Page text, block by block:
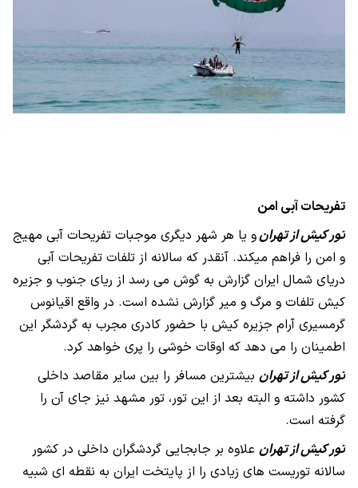
تفریحات آبی امن
تور کیش از تهرانو یا هر شهر دیگری موجبات تفریحات آبی مهیج
و امن را فراهم میکند. آنقدر که سالانه از تلفات تفریحات آبی
دریای شمال ایران گزارش به گوش می رسد از ریای جنوب و جزیره
کیش تلفات و مرگ و میر گزارش نشده است. در واقع اقیانوس
گرمسیری آرام جزیره کیش با حضور کادری مجرب به گردشگر این
اطمینان را می دهد که اوقات خوشی را پری خواهد کرد.
تور کیش از تهران بیشترین مسافر را بین سایر مقاصد داخلی
کشور داشته و البته بعد از این تور، تور مشهد نیز جای آن را
گرفته است.
تور کیش از تهران علاوه بر جابجایی گردشگران داخلی در کشور
سالانه توریست های زیادی را از پایتخت ایران به نقطه ای شبیه